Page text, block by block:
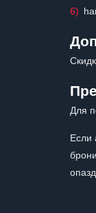
Для
Если